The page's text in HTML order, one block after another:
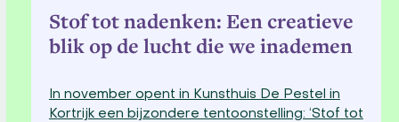
Stof tot nadenken: Een creatieve
blik op de lucht die we inademen
In november opent in Kunsthuis De Pestel in
Kortrijk een bijzondere tentoonstelling: ‘Stof tot